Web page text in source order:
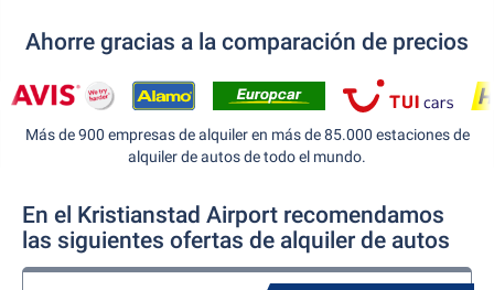
Ahorre gracias a la comparación de precios
Más de 900 empresas de alquiler en más de 85.000 estaciones de
alquiler de autos de todo el mundo.
En el Kristianstad Airport recomendamos
las siguientes ofertas de alquiler de autos